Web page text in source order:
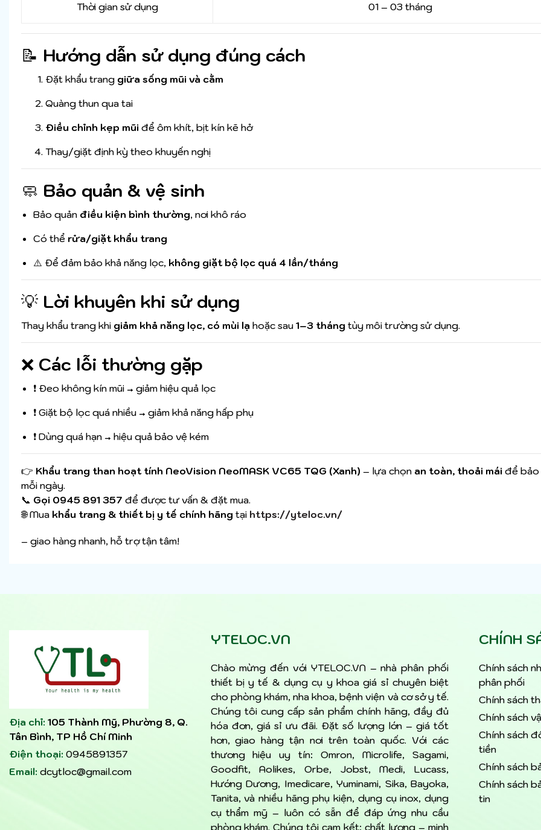
Thời gian sử dụng 01 – 03 tháng
📝 Hướng dẫn sử dụng đúng cách
Đặt khẩu trang giữa sống mũi và cằm
Quàng thun qua tai
Điều chỉnh kẹp mũi để ôm khít, bịt kín kẽ hở
Thay/giặt định kỳ theo khuyến nghị
🧼 Bảo quản & vệ sinh
Bảo quản điều kiện bình thường, nơi khô ráo
Có thể rửa/giặt khẩu trang
⚠️ Để đảm bảo khả năng lọc, không giặt bộ lọc quá 4 lần/tháng
💡 Lời khuyên khi sử dụng
Thay khẩu trang khi giảm khả năng lọc, có mùi lạ hoặc sau 1–3 tháng tùy môi trường sử dụng.
❌ Các lỗi thường gặp
❗ Đeo không kín mũi → giảm hiệu quả lọc
❗ Giặt bộ lọc quá nhiều → giảm khả năng hấp phụ
❗ Dùng quá hạn → hiệu quả bảo vệ kém
👉 Khẩu trang than hoạt tính NeoVision NeoMASK VC65 TQG (Xanh) – lựa chọn an toàn, thoải mái để bảo
mỗi ngày.
📞 Gọi 0945 891 357 để được tư vấn & đặt mua.
🌐 Mua khẩu trang & thiết bị y tế chính hãng tại https://yteloc.vn/
– giao hàng nhanh, hỗ trợ tận tâm!
Địa chỉ: 105 Thành Mỹ, Phường 8, Q.
Tân Bình, TP Hồ Chí Minh
Điện thoại: 0945891357
Email: dcytloc@gmail.com
YTELOC.VN
Chào mừng đến với YTELOC.VN – nhà phân phối
thiết bị y tế & dụng cụ y khoa giá sỉ chuyên biệt
cho phòng khám, nha khoa, bệnh viện và cơ sở y tế.
Chúng tôi cung cấp sản phẩm chính hãng, đầy đủ
hóa đơn, giá sỉ ưu đãi. Đặt số lượng lớn – giá tốt
hơn, giao hàng tận nơi trên toàn quốc. Với các
thương hiệu uy tín: Omron, Microlife, Sagami,
Goodfit, Aolikes, Orbe, Jobst, Medi, Lucass,
Hướng Dương, Imedicare, Yuminami, Sika, Bayoka,
Tanita, và nhiều hãng phụ kiện, dụng cụ inox, dụng
cụ thẩm mỹ – luôn có sẵn để đáp ứng nhu cầu
phòng khám. Chúng tôi cam kết: chất lượng – minh
CHÍNH
Chính sách
phân phối
Chính sách
Chính sách
Chính sách
tiền
Chính sách
Chính sách
tin